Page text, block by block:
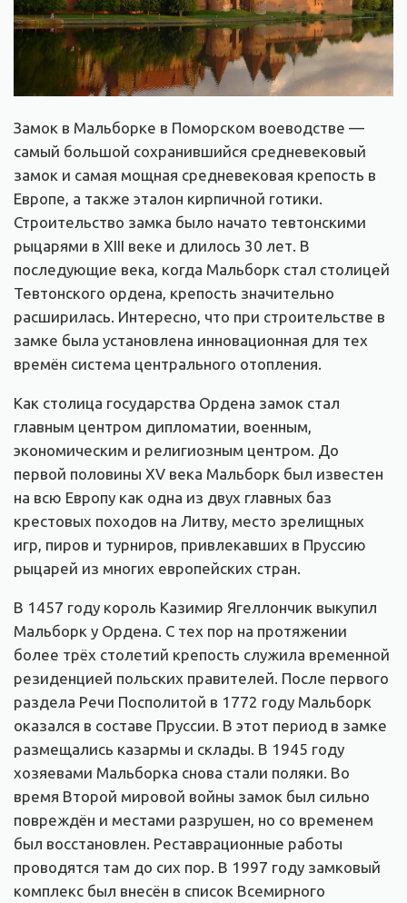
Замок в Мальборке в Поморском воеводстве —
самый большой сохранившийся средневековый
замок и самая мощная средневековая крепость в
Европе, а также эталон кирпичной готики.
Строительство замка было начато тевтонскими
рыцарями в XIII веке и длилось 30 лет. В
последующие века, когда Мальборк стал столицей
Тевтонского ордена, крепость значительно
расширилась. Интересно, что при строительстве в
замке была установлена инновационная для тех
времён система центрального отопления.
Как столица государства Ордена замок стал
главным центром дипломатии, военным,
экономическим и религиозным центром. До
первой половины XV века Мальборк был известен
на всю Европу как одна из двух главных баз
крестовых походов на Литву, место зрелищных
игр, пиров и турниров, привлекавших в Пруссию
рыцарей из многих европейских стран.
В 1457 году король Казимир Ягеллончик выкупил
Мальборк у Ордена. С тех пор на протяжении
более трёх столетий крепость служила временной
резиденцией польских правителей. После первого
раздела Речи Посполитой в 1772 году Мальборк
оказался в составе Пруссии. В этот период в замке
размещались казармы и склады. В 1945 году
хозяевами Мальборка снова стали поляки. Во
время Второй мировой войны замок был сильно
повреждён и местами разрушен, но со временем
был восстановлен. Реставрационные работы
проводятся там до сих пор. В 1997 году замковый
комплекс был внесён в список Всемирного